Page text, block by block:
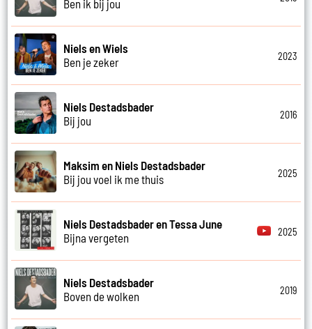
Ben ik bij jou
Niels en Wiels
Ben je zeker
2023
Niels Destadsbader
Bij jou
2016
Maksim en Niels Destadsbader
Bij jou voel ik me thuis
2025
Niels Destadsbader en Tessa June
Bijna vergeten
2025
Niels Destadsbader
Boven de wolken
2019